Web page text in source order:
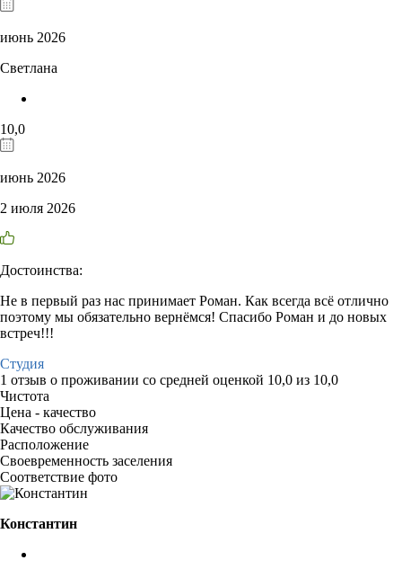
июнь 2026
Светлана
10,0
июнь 2026
2 июля 2026
Достоинства:
Не в первый раз нас принимает Роман. Как всегда всё отлично
поэтому мы обязательно вернёмся! Спасибо Роман и до новых
встреч!!!
Студия
1 отзыв о проживании со средней оценкой 10,0 из 10,0
Чистота
Цена - качество
Качество обслуживания
Расположение
Своевременность заселения
Соответствие фото
Константин